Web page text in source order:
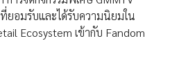
ยอมรับและได้รับความนิยมใน
Ecosystem เข้ากับ Fandom